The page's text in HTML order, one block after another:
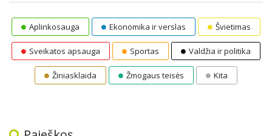
Aplinkosauga Ekonomika ir verslas Švietimas
Sveikatos apsauga Sportas Valdžia ir politika
Žiniasklaida Žmogaus teisės Kita